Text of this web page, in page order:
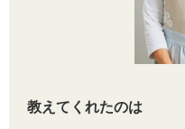
教えてくれたのは